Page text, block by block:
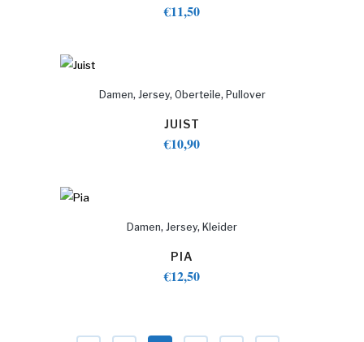
€11,50
Damen, Jersey, Oberteile, Pullover
JUIST
€10,90
Damen, Jersey, Kleider
PIA
€12,50